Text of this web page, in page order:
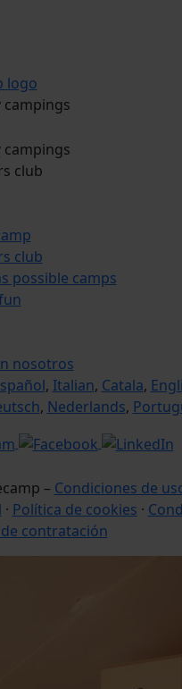
campings
campings
club
club
possible camps
nosotros
, Italian, Catala,
, Nederlands,
– Condiciones de
· Política de cookies ·
contratación